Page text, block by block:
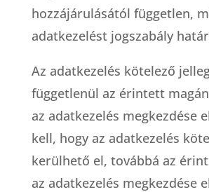
hozzájárulásától független,
adatkezelést jogszabály
Az adatkezelés kötelező
függetlenül az érintett
az adatkezelés megkezdése
kell, hogy az adatkezelés
kerülhető el, továbbá az
az adatkezelés megkezdése